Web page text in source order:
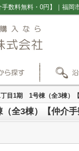
目1期 1号棟（全3棟）【
全3棟）【仲介手